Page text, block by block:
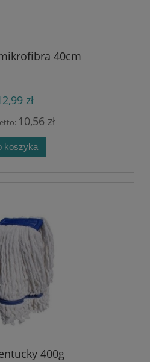
40cm
zł
10,56 zł
koszyka
400g